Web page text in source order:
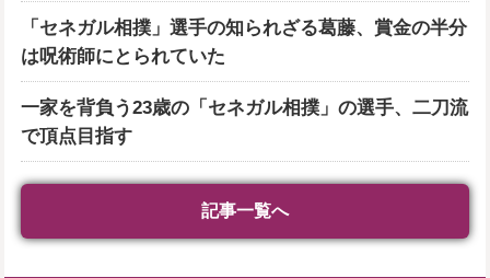
「セネガル相撲」選手の知られざる葛藤、賞金の半分
は呪術師にとられていた
一家を背負う23歳の「セネガル相撲」の選手、二刀流
で頂点目指す
記事一覧へ